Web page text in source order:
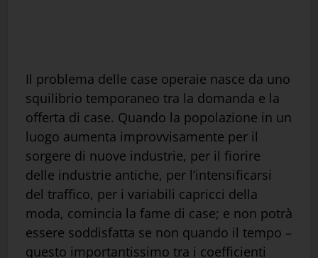
Il problema delle case operaie nasce da uno
squilibrio temporaneo tra la domanda e la
offerta di case. Quando la popolazione in un
luogo aumenta improvvisamente per il
sorgere di nuove industrie, per il fiorire
delle industrie antiche, per l’intensificarsi
del traffico, per i variabili capricci della
moda, comincia la fame di case; e non potrà
essere soddisfatta se non quando il tempo –
questo importantissimo tra i coefficienti